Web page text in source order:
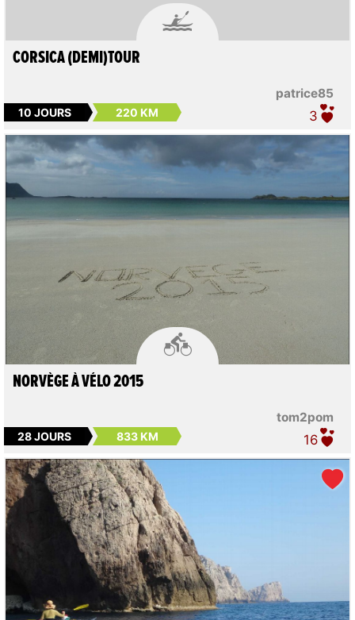

patrice85
CORSICA (DEMI)TOUR
10 JOURS 220 KM 3

tom2pom
NORVÈGE À VÉLO 2015
28 JOURS 833 KM 16